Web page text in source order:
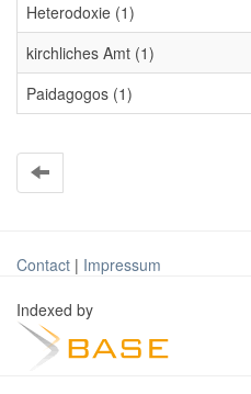
Heterodoxie (1)
kirchliches Amt (1)
Paidagogos (1)
Contact | Impressum
Indexed by